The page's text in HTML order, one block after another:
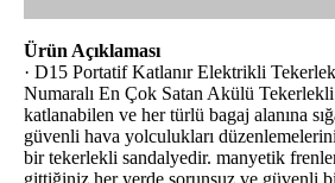
Ürün Açıklaması
· D15 Portatif Katlanır Elektrikli
Numaralı En Çok Satan Akülü
katlanabilen ve her türlü bagaj alanına
güvenli hava yolculukları
bir tekerlekli sandalyedir. manyetik
gittiğiniz her yerde sorunsuz ve güvenli